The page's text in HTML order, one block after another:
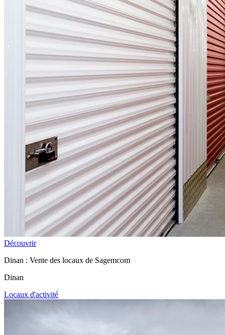
Découvrir
Dinan : Vente des locaux de Sagemcom
Dinan
Locaux d'activité